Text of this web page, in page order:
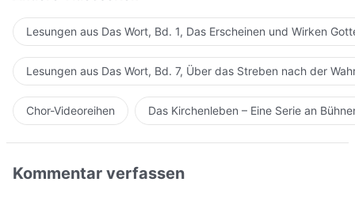
Lesungen aus Das Wort, Bd. 1, Das Erscheinen und Wirken
Lesungen aus Das Wort, Bd. 7, Über das Streben nach der
Chor-Videoreihen Das Kirchenleben – Eine Serie an
Kommentar verfassen